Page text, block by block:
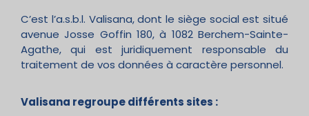
C’est l’a.s.b.l. Valisana, dont le siège social est situé
avenue Josse Goffin 180, à 1082 Berchem-Sainte-
Agathe, qui est juridiquement responsable du
traitement de vos données à caractère personnel.
Valisana regroupe différents sites :